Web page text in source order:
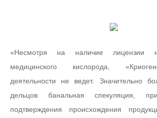
«Несмотря на наличие лицензии
медицинского кислорода,
деятельности не ведет. Значительно
дельцов банальная спекуляция,
подтверждения происхождения